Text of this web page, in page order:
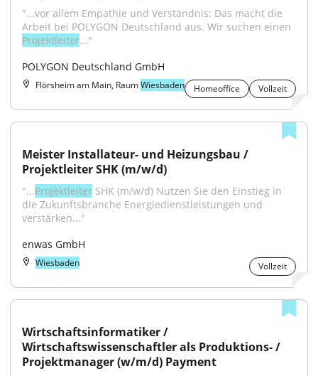
"...vor allem Empathie und Verständnis: Das macht die
Projektleiter..."
POLYGON Deutschland GmbH
Flörsheim am Main, RaumWiesbaden Homeoffice Vollzeit
Meister Installateur- und Heizungsbau /
Projektleiter SHK (m/w/d)
"...Projektleiter SHK (m/w/d) Nutzen Sie den Einstieg in
die Zukunftsbranche Energiedienstleistungen und
verstärken..."
enwas GmbH
Wiesbaden Vollzeit
Wirtschaftsinformatiker /
Wirtschaftswissenschaftler als Produktions- /
Projektmanager (w/m/d) Payment